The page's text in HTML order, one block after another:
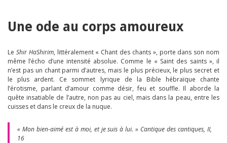
Une ode au corps amoureux
Le Shir HaShirim, littéralement « Chant des chants », porte dans son nom
même l’écho d’une intensité absolue. Comme le « Saint des saints », il
n’est pas un chant parmi d’autres, mais le plus précieux, le plus secret et
le plus ardent. Ce sommet lyrique de la Bible hébraïque chante
l’érotisme, parlant d’amour comme désir, feu et souffle. Il aborde la
quête insatiable de l’autre, non pas au ciel, mais dans la peau, entre les
cuisses et dans le creux de la nuque.
« Mon bien-aimé est à moi, et je suis à lui. » Cantique des cantiques, II,
16